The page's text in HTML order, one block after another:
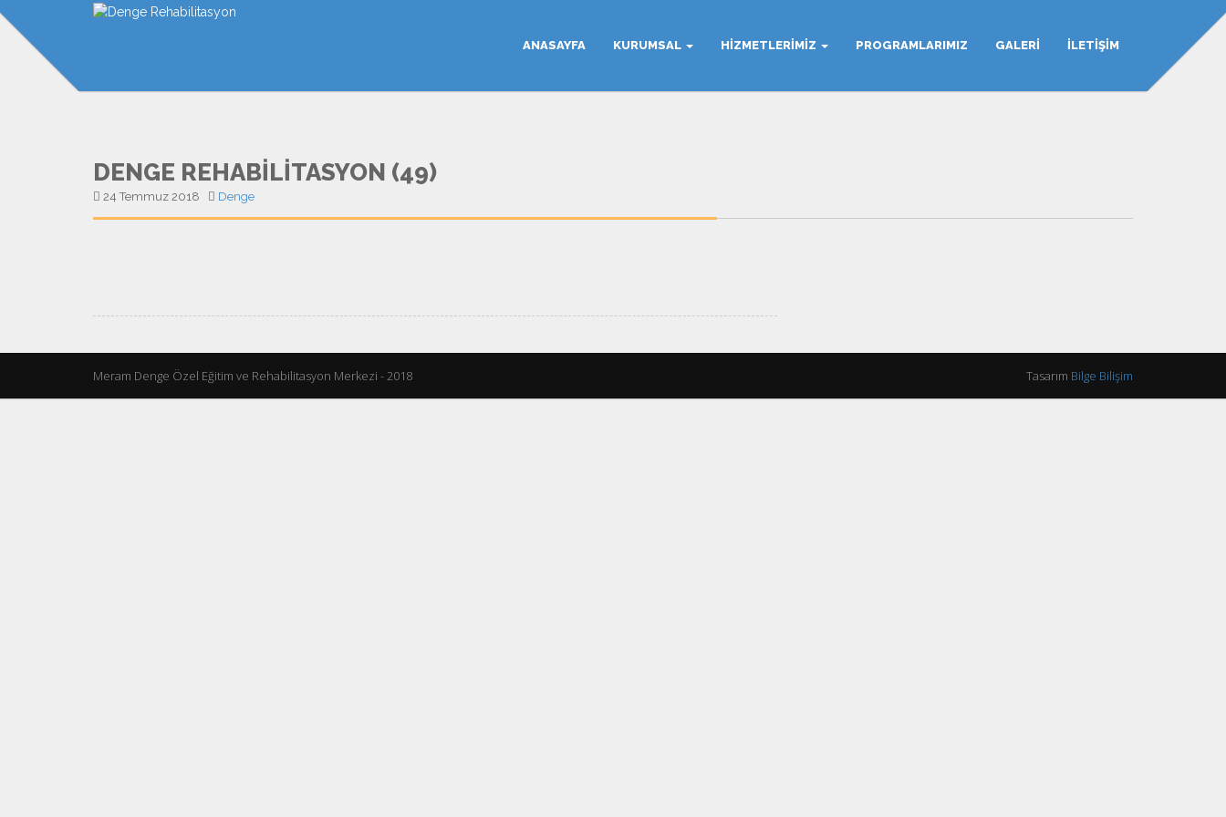
ANASAYFA KURUMSAL HIZMETLERIMIZ PROGRAMLARIMIZ GALERI İLETIŞIM
DENGE REHABILITASYON (49)
24 Temmuz 2018 Denge
Meram Denge Özel Eğitim ve Rehabilitasyon Merkezi - 2018 Tasarım Bilge Bilişim